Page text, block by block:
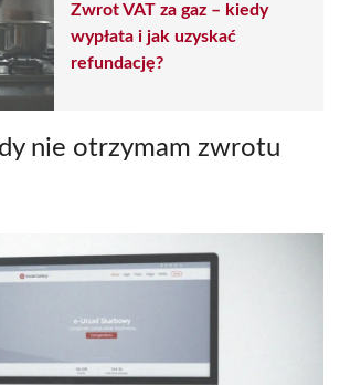
Zwrot VAT za gaz – kiedy
wypłata i jak uzyskać
refundację?
nie otrzymam zwrotu